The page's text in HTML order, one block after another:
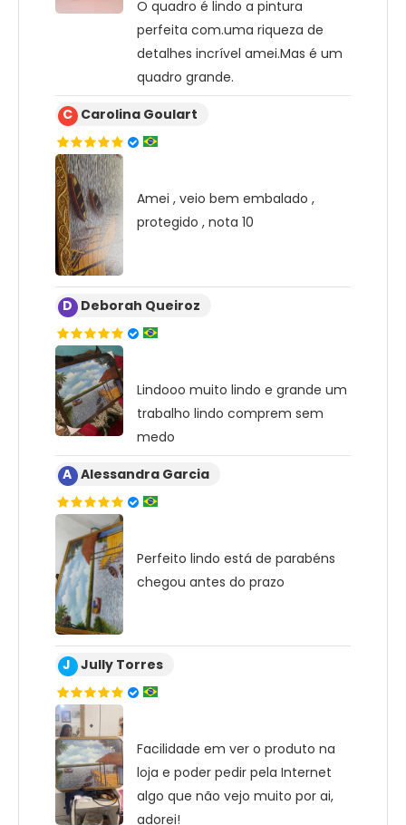
O quadro é lindo a pintura
perfeita com.uma riqueza de
detalhes incrível amei.Mas é um
quadro grande.
C Carolina Goulart
Amei , veio bem embalado ,
protegido , nota 10
D Deborah Queiroz
Lindooo muito lindo e grande um
trabalho lindo comprem sem
medo
A Alessandra Garcia
Perfeito lindo está de parabéns
chegou antes do prazo
J Jully Torres
Facilidade em ver o produto na
loja e poder pedir pela Internet
algo que não vejo muito por ai,
adorei!